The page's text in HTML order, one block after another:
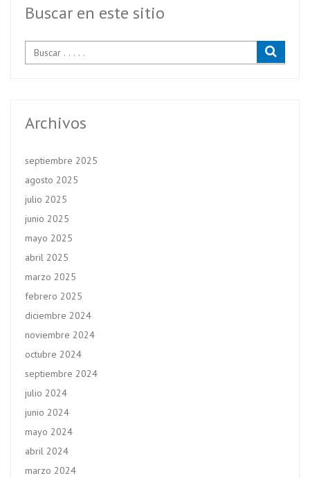
Buscar en este sitio
Archivos
septiembre 2025
agosto 2025
julio 2025
junio 2025
mayo 2025
abril 2025
marzo 2025
febrero 2025
diciembre 2024
noviembre 2024
octubre 2024
septiembre 2024
julio 2024
junio 2024
mayo 2024
abril 2024
marzo 2024